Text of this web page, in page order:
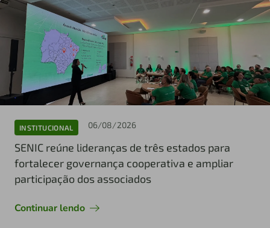
INSTITUCIONAL 06/08/2026
SENIC reúne lideranças de três estados para
fortalecer governança cooperativa e ampliar
participação dos associados
Continuar lendo